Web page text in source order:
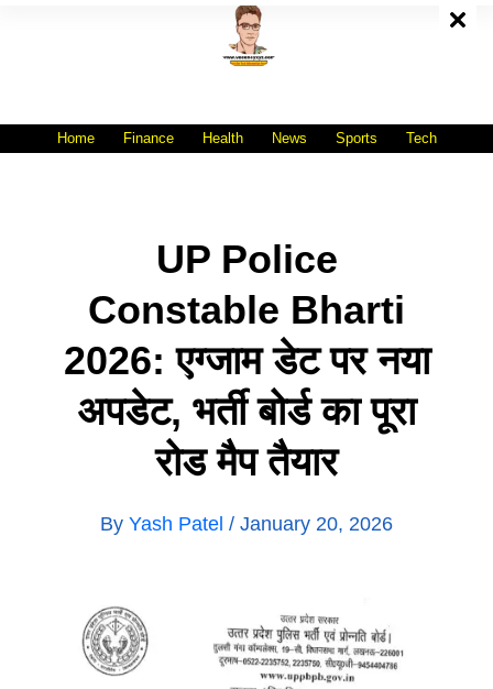
Home Finance Health News Sports Tech
UP Police
Constable Bharti
2026: एग्जाम डेट पर नया
अपडेट, भर्ती बोर्ड का पूरा
रोड मैप तैयार
By Yash Patel / January 20, 2026